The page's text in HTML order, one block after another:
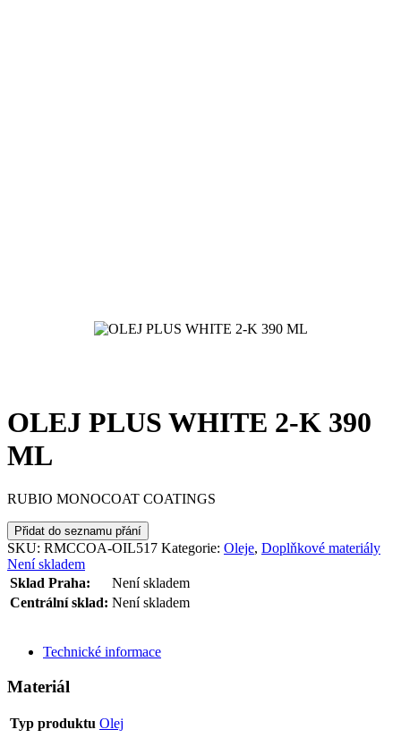
OLEJ PLUS WHITE 2-K 390
ML
RUBIO MONOCOAT COATINGS
Přidat do seznamu přání
SKU: RMCCOA-OIL517 Kategorie: Oleje, Doplňkové materiály
Není skladem
Sklad Praha:
Není skladem
Centrální sklad: Není skladem
Technické informace
Materiál
Typ produktu Olej